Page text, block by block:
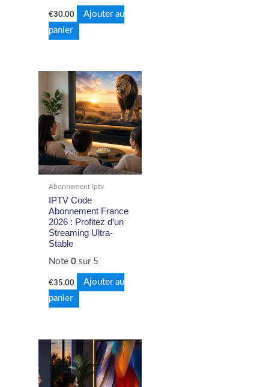
€30.00
Ajouter au
panier
Abonnement Iptv
IPTV Code
Abonnement France
2026 : Profitez d’un
Streaming Ultra-
Stable
Note0 sur 5
€35.00
Ajouter au
panier